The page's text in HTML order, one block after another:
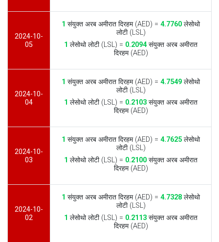
2024-10-
05
1 संयुक्त अरब अमीरात दिरहम (AED) = 4.7760 लेसोथो
लोटी (LSL)
1 लेसोथो लोटी (LSL) = 0.2094संयुक्त अरब अमीरात
दिरहम (AED)
2024-10-
04
1 संयुक्त अरब अमीरात दिरहम (AED) = 4.7549 लेसोथो
लोटी (LSL)
1 लेसोथो लोटी (LSL) = 0.2103 संयुक्त अरब अमीरात
दिरहम (AED)
2024-10-
03
1 संयुक्त अरब अमीरात दिरहम (AED) = 4.7625 लेसोथो
लोटी (LSL)
1 लेसोथो लोटी (LSL) = 0.2100 संयुक्त अरब अमीरात
दिरहम (AED)
2024-10-
02
1 संयुक्त अरब अमीरात दिरहम (AED) = 4.7328 लेसोथो
लोटी (LSL)
1 लेसोथो लोटी (LSL) = 0.2113 संयुक्त अरब अमीरात
दिरहम (AED)